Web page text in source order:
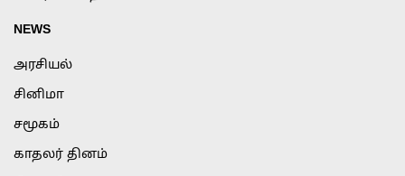
NEWS
அரசியல்
சினிமா
சமூகம்
காதலர் தினம்